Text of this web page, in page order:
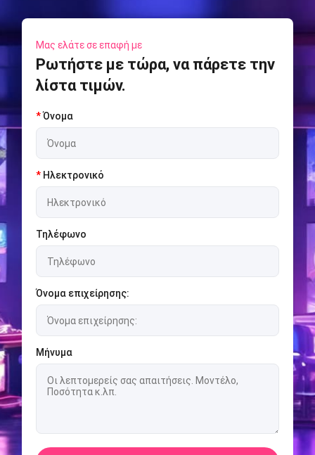
Μας ελάτε σε επαφή με
Ρωτήστε με τώρα, να πάρετε την
λίστα τιμών.
*Όνομα
* Ηλεκτρονικό
Τηλέφωνο
Όνομα επιχείρησης:
Μήνυμα